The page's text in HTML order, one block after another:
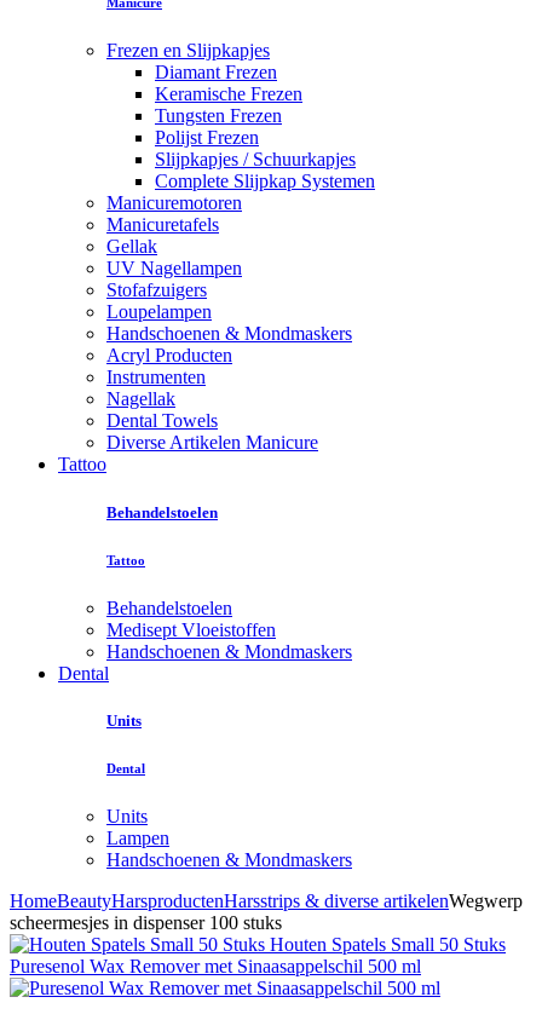
Manicure
Frezen en Slijpkapjes
Diamant Frezen
Keramische Frezen
Tungsten Frezen
Polijst Frezen
Slijpkapjes / Schuurkapjes
Complete Slijpkap Systemen
Manicuremotoren
Manicuretafels
Gellak
UV Nagellampen
Stofafzuigers
Loupelampen
Handschoenen & Mondmaskers
Acryl Producten
Instrumenten
Nagellak
Dental Towels
Diverse Artikelen Manicure
Tattoo
Behandelstoelen
Tattoo
Behandelstoelen
Medisept Vloeistoffen
Handschoenen & Mondmaskers
Dental
Units
Dental
Units
Lampen
Handschoenen & Mondmaskers
HomeBeautyHarsproductenHarsstrips & diverse artikelenWegwerp
scheermesjes in dispenser 100 stuks
Houten Spatels Small 50 Stuks
Puresenol Wax Remover met Sinaasappelschil 500 ml